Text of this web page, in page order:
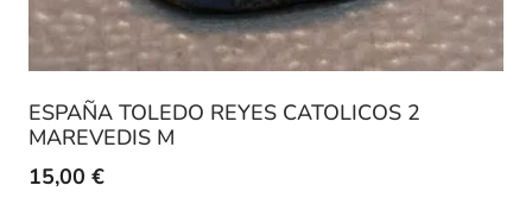
ESPAÑA TOLEDO REYES CATOLICOS 2
MAREVEDIS M
15,00 €